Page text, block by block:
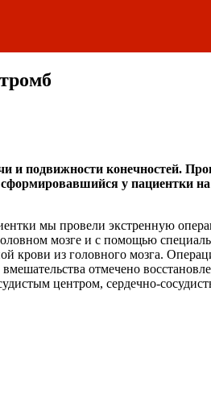
и подвижности конечностей.
у пациентки
мы провели экстренную
мозге и с помощью
крови из головного мозга.
отмечено
центром, сердечно-